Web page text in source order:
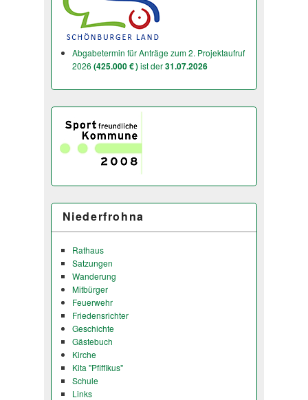
Abgabetermin für Anträge zum 2. Projektaufruf
2026 (425.000 € )ist der31.07.2026
Niederfrohna
Rathaus
Satzungen
Wanderung
Mitbürger
Feuerwehr
Friedensrichter
Geschichte
Gästebuch
Kirche
Kita "Pfiffikus"
Schule
Links